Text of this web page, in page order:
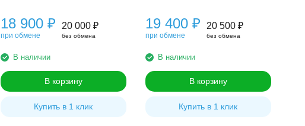
18 900 ₽
при обмене
20 000 ₽
без обмена
В наличии
В корзину
Купить в 1 клик
19 400 ₽
при обмене
20 500 ₽
без обмена
В наличии
В корзину
Купить в 1 клик